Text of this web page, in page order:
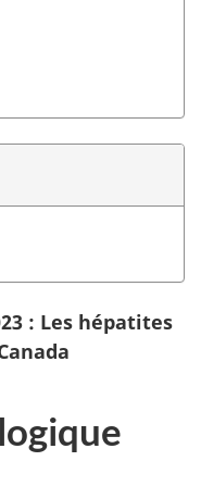
: Les hépatites